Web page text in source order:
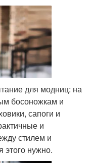
для модниц: на
босоножкам и
сапоги и
и
стилем и
этого нужно.